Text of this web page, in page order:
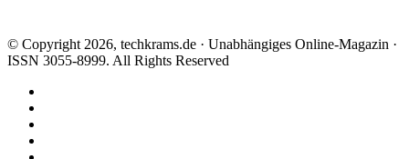
© Copyright 2026, techkrams.de · Unabhängiges Online-Magazin ·
ISSN 3055-8999. All Rights Reserved